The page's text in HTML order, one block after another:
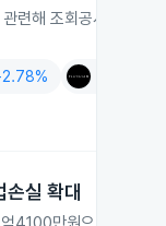
련해 조회공시를 했
손실 확대